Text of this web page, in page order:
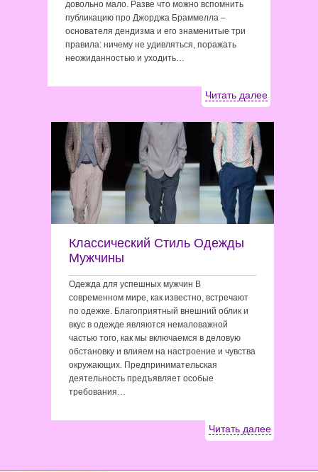
довольно мало. Разве что можно вспомнить
публикацию про Джорджа Браммелла –
основателя дендизма и его знаменитые три
правила: ничему не удивляться, поражать
неожиданностью и уходить…
Читать далее
Классический Стиль Одежды
Мужчины
Одежда для успешных мужчин В
современном мире, как известно, встречают
по одежке. Благоприятный внешний облик и
вкус в одежде являются немаловажной
частью того, как мы включаемся в деловую
обстановку и влияем на настроение и чувства
окружающих. Предпринимательская
деятельность предъявляет особые
требования…
Читать далее